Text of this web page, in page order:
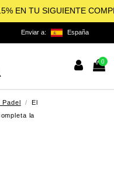
EN TU SIGUIENTE
Enviar a: España
0
Padel
El
la